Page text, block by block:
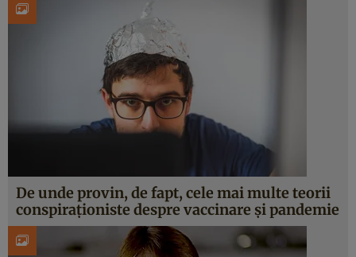
De unde provin, de fapt, cele mai multe teorii
conspiraționiste despre vaccinare și pandemie